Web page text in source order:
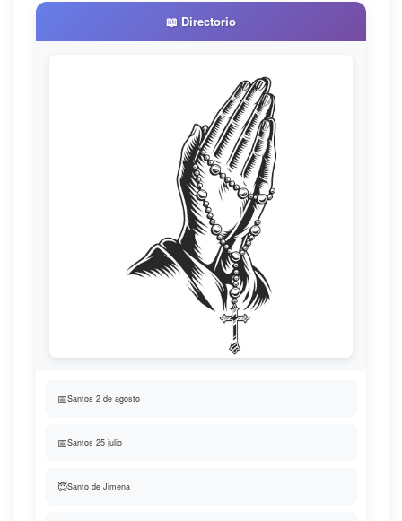
📖 Directorio
📅Santos 2 de agosto
📅Santos 25 julio
😇Santo de Jimena